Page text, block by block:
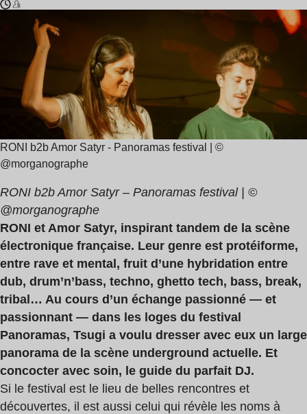
Amor
Satyr
RONI b2b Amor Satyr - Panoramas festival | ©
@morganographe
RONI b2b Amor Satyr – Panoramas festival | ©
@morganographe
RONI et Amor Satyr, inspirant tandem de la scène
électronique française. Leur genre est protéiforme,
entre rave et mental, fruit d’une hybridation entre
dub, drum’n’bass, techno, ghetto tech, bass, break,
tribal… Au cours d’un échange passionné — et
passionnant — dans les loges du festival
Panoramas, Tsugi a voulu dresser avec eux un large
panorama de la scène underground actuelle. Et
concocter avec soin, le guide du parfait DJ.
Si le festival est le lieu de belles rencontres et
découvertes, il est aussi celui qui révèle les noms à